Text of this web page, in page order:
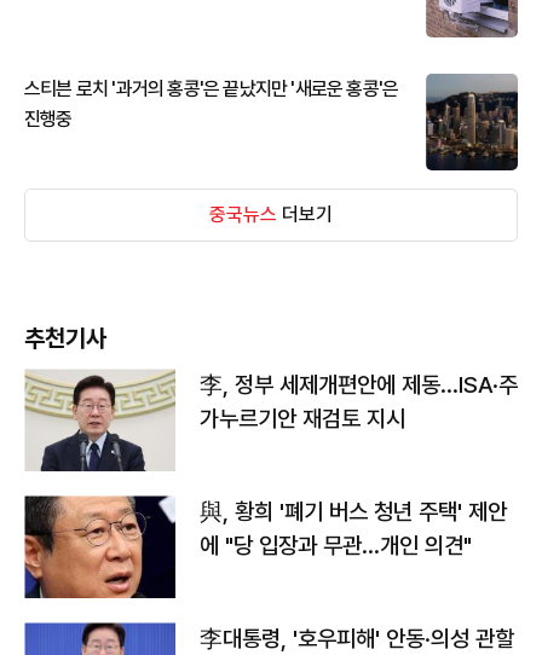
스티븐 로치 '과거의 홍콩'은 끝났지만 '새로운 홍콩'은
진행중
중국뉴스 더보기
추천기사
李, 정부 세제개편안에 제동…ISA·주
가누르기안 재검토 지시
與, 황희 '폐기 버스 청년 주택' 제안
에 "당 입장과 무관…개인 의견"
李대통령, '호우피해' 안동·의성 관할